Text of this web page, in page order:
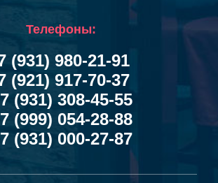
Телефоны:
(931) 980-21-91
(921) 917-70-37
(931) 308-45-55
(999) 054-28-88
(931) 000-27-87